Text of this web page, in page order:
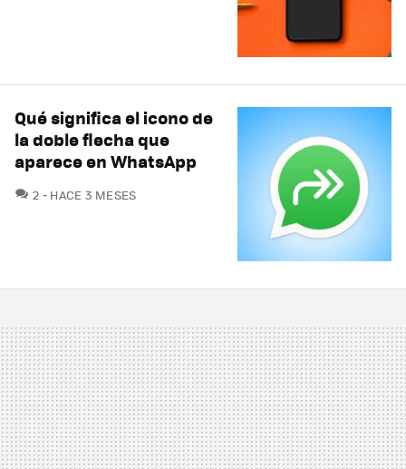
Qué significa el icono de
la doble flecha que
aparece en WhatsApp
2 COMENTARIOS
HACE 3 MESES